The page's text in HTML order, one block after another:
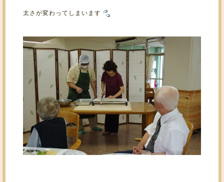
太さが変わってしまいます